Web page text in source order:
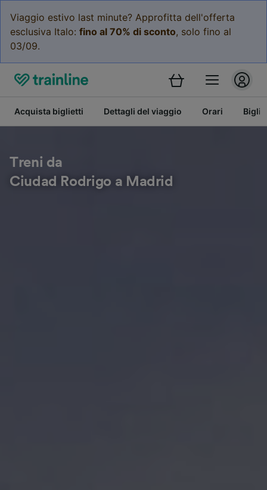
Viaggio estivo last minute? Approfitta dell'offerta
esclusiva Italo: fino al 70% di sconto, solo fino al
03/09.
Acquista biglietti Dettagli del viaggio Orari
Treni da
Ciudad Rodrigo a Madrid